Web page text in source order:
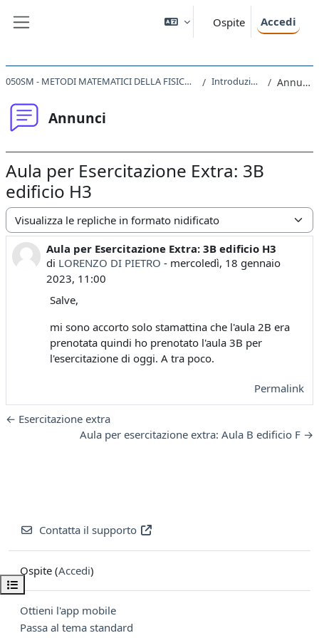
Ospite Accedi
Apri indice del corso
050SM - METODI MATEMATICI DELLA FISICA 2022 Introduzione Annunci
Annunci
Aula per Esercitazione Extra: 3B
edificio H3
Modalità visualizzazione
Aula per Esercitazione Extra: 3B edificio H3
di LORENZO DI PIETRO - mercoledì, 18 gennaio
2023, 11:00
Numero di risposte: 0
Salve,
mi sono accorto solo stamattina che l'aula 2B era
prenotata quindi ho prenotato l'aula 3B per
l'esercitazione di oggi. A tra poco.
Permalink
← Esercitazione extra
Aula per esercitazione extra: Aula B edificio F →
Contatta il supporto
Ospite (Accedi)
Ottieni l'app mobile
Passa al tema standard